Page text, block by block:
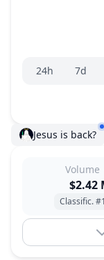
Seletor de faixa
24h 7d
Jesus is back?
Volume
$2.42
Classific.